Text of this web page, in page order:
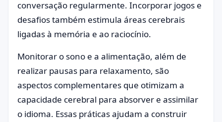
conversação regularmente. Incorporar jogos e
desafios também estimula áreas cerebrais
ligadas à memória e ao raciocínio.
Monitorar o sono e a alimentação, além de
realizar pausas para relaxamento, são
aspectos complementares que otimizam a
capacidade cerebral para absorver e assimilar
o idioma. Essas práticas ajudam a construir